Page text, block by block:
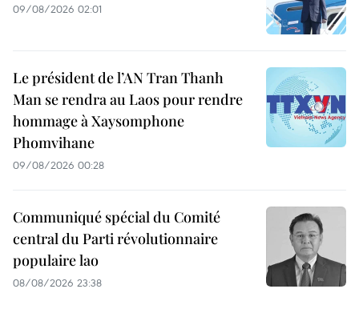
09/08/2026 02:01
Le président de l’AN Tran Thanh
Man se rendra au Laos pour rendre
hommage à Xaysomphone
Phomvihane
09/08/2026 00:28
Communiqué spécial du Comité
central du Parti révolutionnaire
populaire lao
08/08/2026 23:38